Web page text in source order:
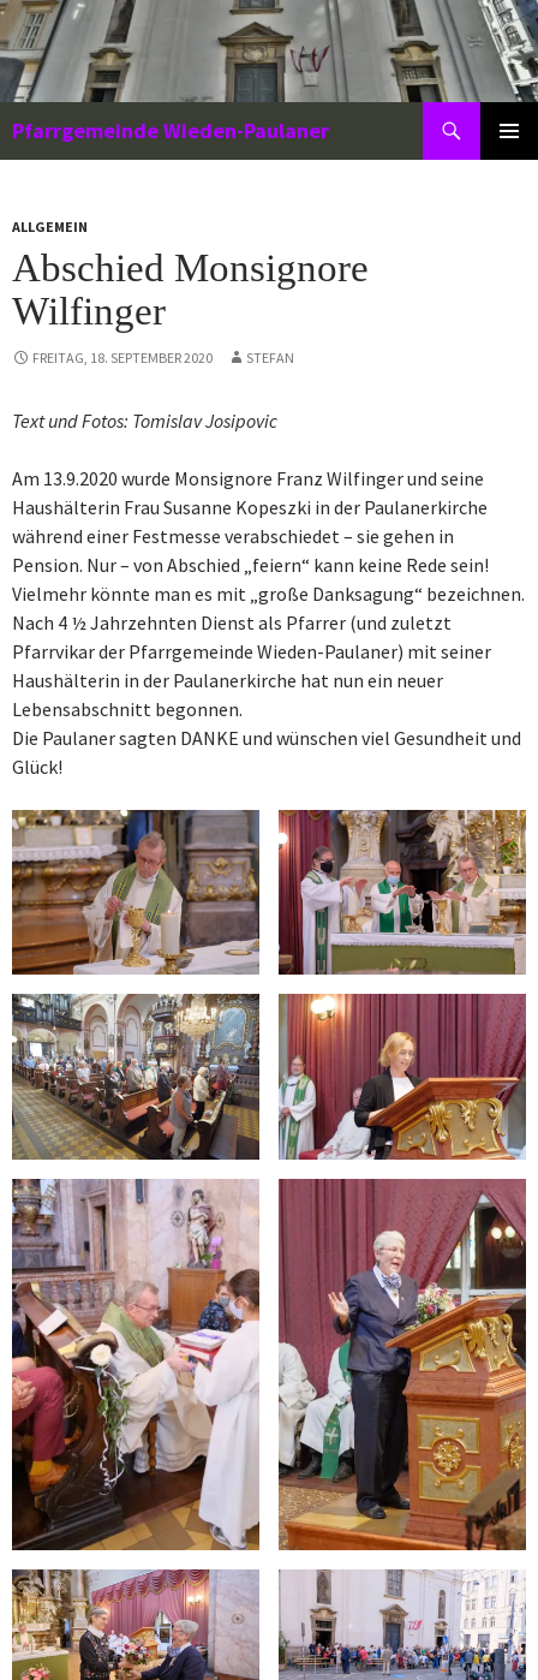
Zum
Inhalt
springen
Pfarrgemeinde Wieden-Paulaner
ALLGEMEIN
Abschied Monsignore
Wilfinger
FREITAG, 18. SEPTEMBER 2020 STEFAN
Text und Fotos: Tomislav Josipovic
Am 13.9.2020 wurde Monsignore Franz Wilfinger und seine
Haushälterin Frau Susanne Kopeszki in der Paulanerkirche
während einer Festmesse verabschiedet – sie gehen in
Pension. Nur – von Abschied „feiern“ kann keine Rede sein!
Vielmehr könnte man es mit „große Danksagung“ bezeichnen.
Nach 4 ½ Jahrzehnten Dienst als Pfarrer (und zuletzt
Pfarrvikar der Pfarrgemeinde Wieden-Paulaner) mit seiner
Haushälterin in der Paulanerkirche hat nun ein neuer
Lebensabschnitt begonnen.
Die Paulaner sagten DANKE und wünschen viel Gesundheit und
Glück!